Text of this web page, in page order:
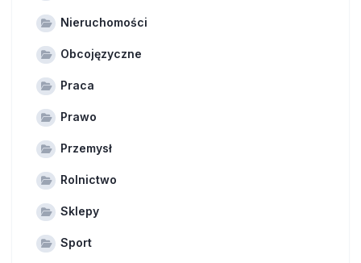
Nieruchomości
Obcojęzyczne
Praca
Prawo
Przemysł
Rolnictwo
Sklepy
Sport